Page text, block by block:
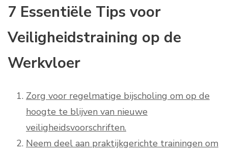
7 Essentiële Tips voor
Veiligheidstraining op de
Werkvloer
Zorg voor regelmatige bijscholing om op de
hoogte te blijven van nieuwe
veiligheidsvoorschriften.
Neem deel aan praktijkgerichte trainingen om